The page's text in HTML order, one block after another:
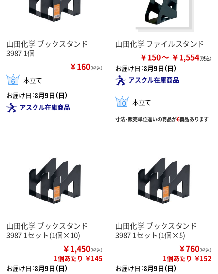
山田化学 ブックスタンド
3987 1個
￥160（税込）
本立て
お届け日：8月9日（日）
アスクル在庫商品
山田化学 ファイルスタンド
￥150 ￥1,554
お届け日：8月9日（日）
アスクル在庫商品
本立て
寸法・販売単位違いの商品が6商品あります
山田化学 ブックスタンド
3987 1セット(1個×10)
￥1,450（税込）
1個あたり ￥145
お届け日：8月9日（日）
山田化学 ブックスタンド
3987 1セット(1個×5)
￥760（税込）
1個あたり ￥152
お届け日：8月9日（日）